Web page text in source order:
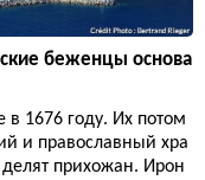
беженцы основа
1676 году. Их потом
и православный хра
прихожан. Ирон